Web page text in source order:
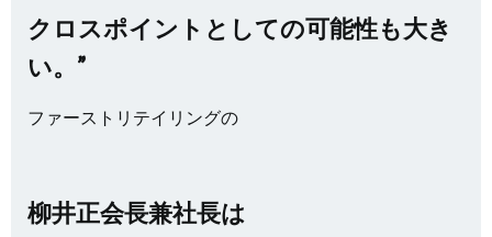
クロスポイントとしての可能性も大き
い。”
ファーストリテイリングの
柳井正会長兼社長は